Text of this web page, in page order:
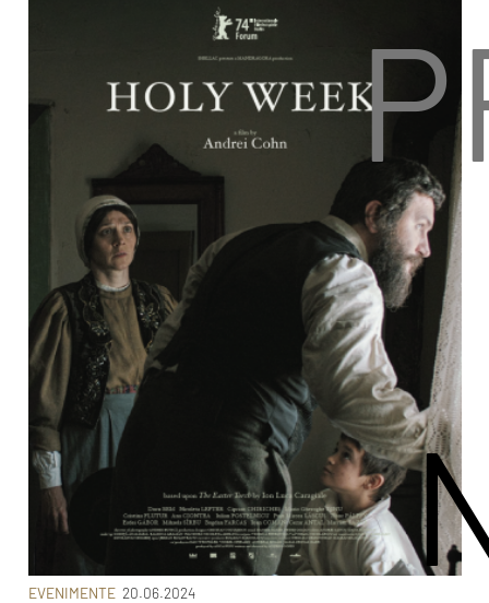
EVENIMENTE 20.06.2024